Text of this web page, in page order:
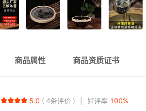
商品属性 商品资质证书
5.0 4条评价 好评率 100%